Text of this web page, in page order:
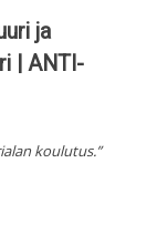
ja
| ANTI-
koulutus.”